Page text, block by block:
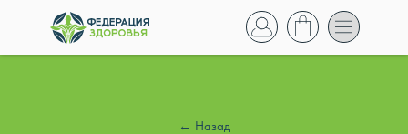
← Назад